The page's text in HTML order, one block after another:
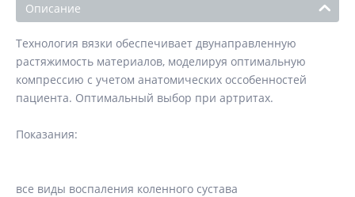
Описание
Технология вязки обеспечивает двунаправленную
растяжимость материалов, моделируя оптимальную
компрессию с учетом анатомических оссобенностей
пациента. Оптимальный выбор при артритах.
Показания:
все виды воспаления коленного сустава